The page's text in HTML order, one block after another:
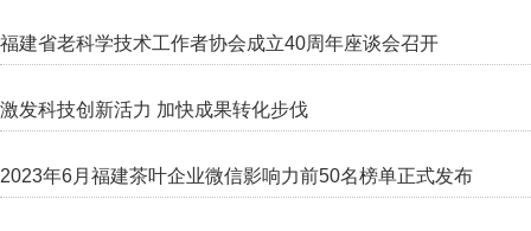
福建省老科学技术工作者协会成立40周年座谈会召开
激发科技创新活力 加快成果转化步伐
2023年6月福建茶叶企业微信影响力前50名榜单正式发布